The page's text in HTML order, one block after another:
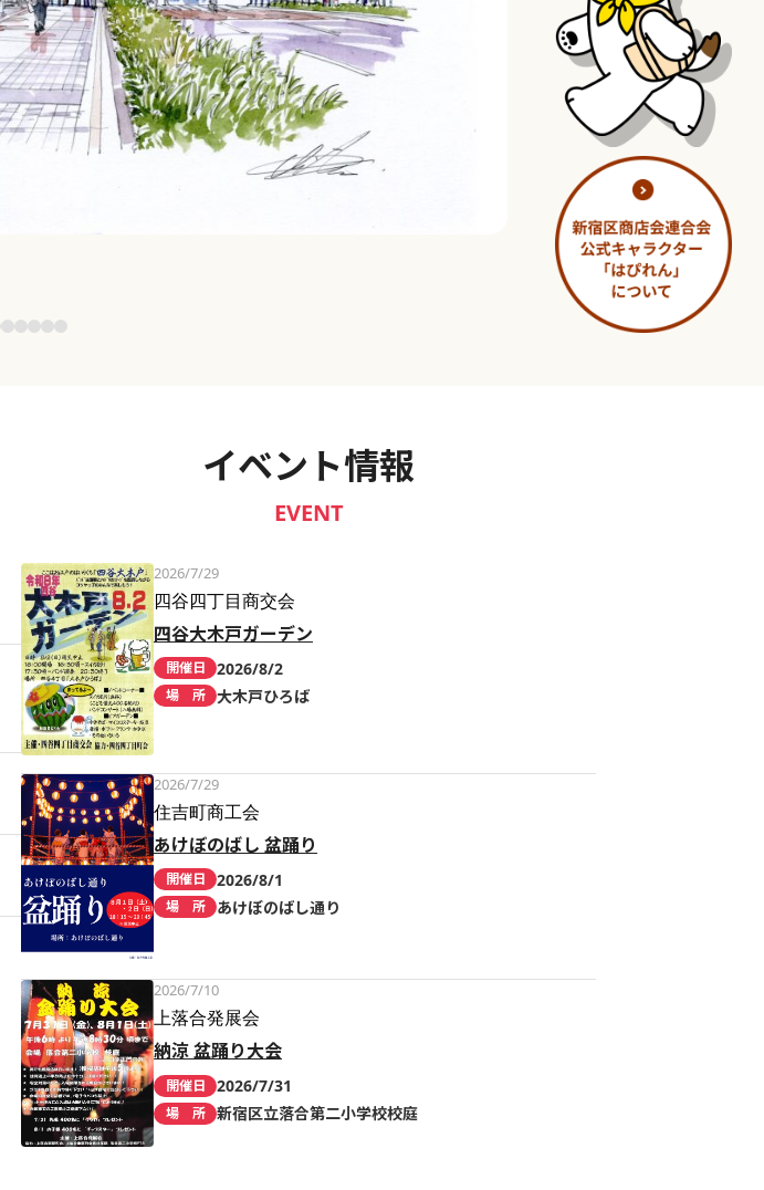
淀橋市場 ～わせだ新宿百景～
イベント情報
EVENT
2026/7/29
四谷四丁目商交会
四谷大木戸ガーデン
開催日 2026/8/2
場 所 大木戸ひろば
2026/7/29
住吉町商工会
あけぼのばし 盆踊り
開催日 2026/8/1
場 所 あけぼのばし通り
2026/7/10
上落合発展会
納涼 盆踊り大会
開催日 2026/7/31
場 所 新宿区立落合第二小学校校庭